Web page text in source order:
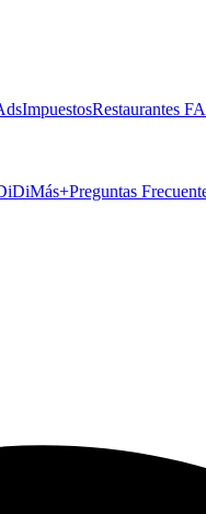
ImpuestosRestaurantes
Preguntas